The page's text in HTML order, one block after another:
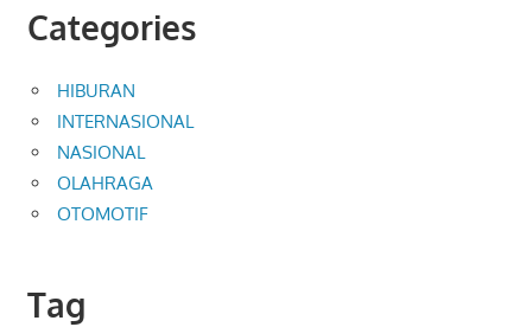
Categories
HIBURAN
INTERNASIONAL
NASIONAL
OLAHRAGA
OTOMOTIF
Tag